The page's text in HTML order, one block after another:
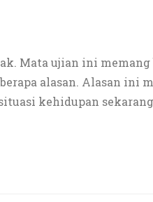
Mata ujian ini memang
alasan. Alasan ini
kehidupan sekarang